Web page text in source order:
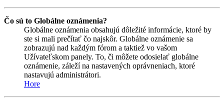
Čo sú to Globálne oznámenia?
Globálne oznámenia obsahujú dôležité informácie, ktoré by
ste si mali prečítať čo najskôr. Globálne oznámenie sa
zobrazujú nad každým fórom a taktiež vo vašom
Užívateľskom panely. To, či môžete odosielať globálne
oznámenie, záleží na nastavených oprávneniach, ktoré
nastavujú administrátori.
Hore